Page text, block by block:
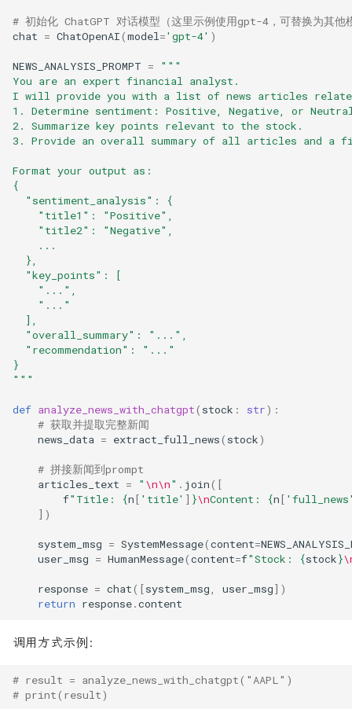
# 初始化 ChatGPT 对话模型（这里示例使用gpt-4，可替换为其他
chat = ChatOpenAI(model='gpt-4' )
NEWS_ANALYSIS_PROMPT =
"""
You are an expert financial analyst.
I will provide you with a list of news articles
1. Determine sentiment: Positive, Negative, or
2. Summarize key points relevant to the stock.
3. Provide an overall summary of all articles and a
Format your output as:
{
  "sentiment_analysis": {
    "title1": "Positive",
    "title2": "Negative",
    ...
  },
  "key_points": [
    "...",
    "..."
  ],
  "overall_summary": "...",
  "recommendation": "..."
}
"""
def analyze_news_with_chatgpt( stock : str):
# 获取并提取完整新闻
news_data = extract_full_news( stock)
# 拼接新闻到prompt
articles_text = " \n\n" . join([
f"Title: {n [ 'title' ] }\nContent: {n [
])
system_msg = SystemMessage(content=
user_msg = HumanMessage(content=f"Stock: {stock}
response = chat([system_msg, user_msg])
return response.content
调用方式示例：
# result = analyze_news_with_chatgpt("AAPL")
# print(result)